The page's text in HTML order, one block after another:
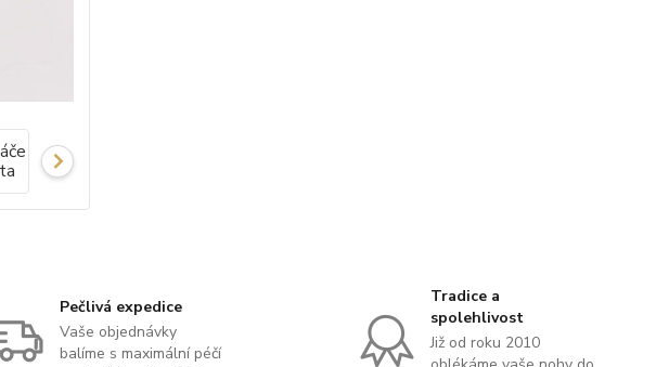
Pečlivá expedice
Vaše objednávky
balíme s maximální péčí
Tradice a
spolehlivost
Již od roku 2010